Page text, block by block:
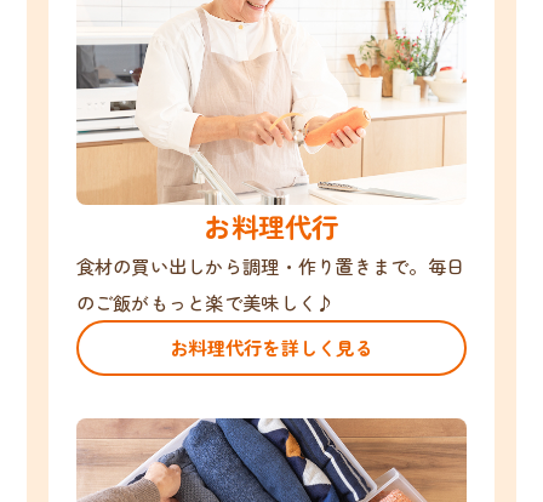
お料理代行
食材の買い出しから調理・作り置きまで。毎日
のご飯がもっと楽で美味しく♪
お料理代行を詳しく見る